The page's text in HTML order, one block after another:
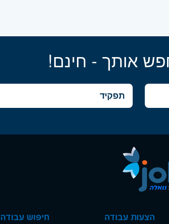
אותך - חינם!
הצעות עבודה חיפוש עבודה